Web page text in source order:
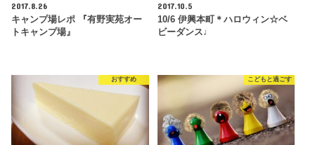
2017.8.26
キャンプ場レポ 『有野実苑オー
トキャンプ場』
2017.10.5
10/6 伊興本町＊ハロウィン☆ベ
ビーダンス♩
おすすめ こどもと過ごす